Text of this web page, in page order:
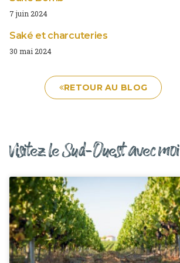
7 juin 2024
Saké et charcuteries
30 mai 2024
RETOUR AU BLOG
Visitez le Sud-Ouest avec moi